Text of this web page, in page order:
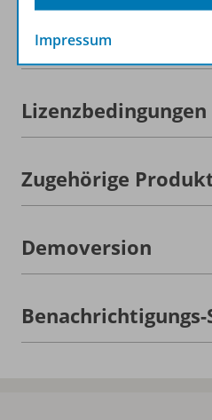
Beschreibung
Lizenzbedingungen
Zugehörige
Demoversion
Benachrichtigungs-
Impressum